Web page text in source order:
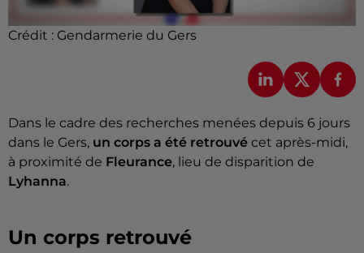
Crédit : Gendarmerie du Gers
Dans le cadre des recherches menées depuis 6 jours
dans le Gers, un corps a été retrouvé cet après-midi,
à proximité de Fleurance, lieu de disparition de
Lyhanna.
Un corps retrouvé